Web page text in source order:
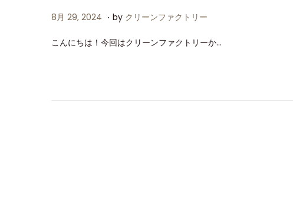
P
s
8月 29, 2024 8
2
. by クリーンファクトリー
こんにちは！今回はクリーンファクトリーか…